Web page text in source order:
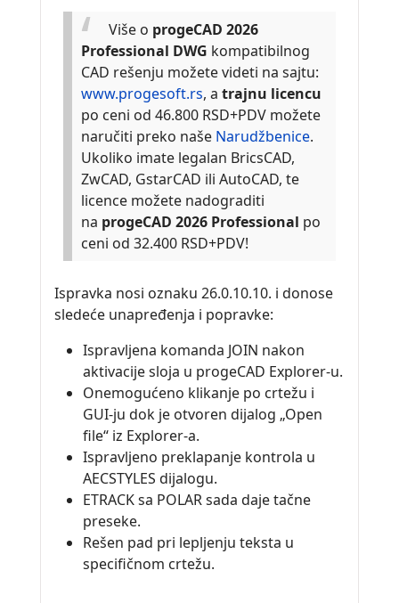
Više o progeCAD 2026
Professional DWG kompatibilnog
CAD rešenju možete videti na sajtu:
www.progesoft.rs, a trajnu licencu
po ceni od 46.800 RSD+PDV možete
naručiti preko naše Narudžbenice.
Ukoliko imate legalan BricsCAD,
ZwCAD, GstarCAD ili AutoCAD, te
licence možete nadograditi
na progeCAD 2026 Professional po
ceni od 32.400 RSD+PDV!
Ispravka nosi oznaku 26.0.10.10. i donose
sledeće unapređenja i popravke:
Ispravljena komanda JOIN nakon
aktivacije sloja u progeCAD Explorer-u.
Onemogućeno klikanje po crtežu i
GUI-ju dok je otvoren dijalog „Open
file“ iz Explorer-a.
Ispravljeno preklapanje kontrola u
AECSTYLES dijalogu.
ETRACK sa POLAR sada daje tačne
preseke.
Rešen pad pri lepljenju teksta u
specifičnom crtežu.